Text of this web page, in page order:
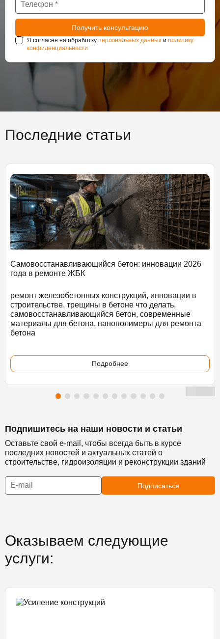
Я согласен на обработку персональных данных и политику
конфиденциальности
Последние статьи
Самовосстанавливающийся бетон: инновации 2026
года в ремонте ЖБК
ремонт железобетонных конструкций, инновации в
строительстве, трещины в бетоне что делать,
самовосстанавливающийся бетон, современные
материалы для бетона, нанополимеры для ремонта
бетона
Подробнее
Подпишитесь на наши новости и статьи
Оставьте свой e-mail, чтобы всегда быть в курсе
последних новостей и актуальных статей о
строительстве, гидроизоляции и реконструкции зданий
Подписаться
Оказываем следующие
услуги: